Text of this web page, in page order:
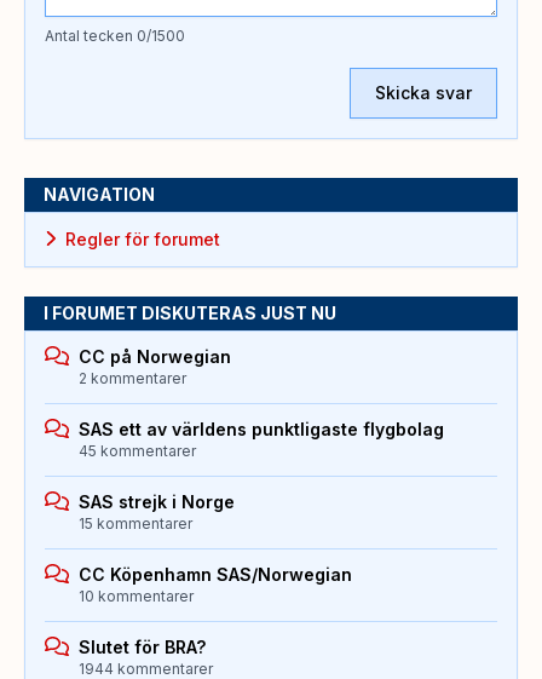
Antal tecken 0/1500
Skicka svar
NAVIGATION
Regler för forumet
I FORUMET DISKUTERAS JUST NU
CC på Norwegian
2 kommentarer
SAS ett av världens punktligaste flygbolag
45 kommentarer
SAS strejk i Norge
15 kommentarer
CC Köpenhamn SAS/Norwegian
10 kommentarer
Slutet för BRA?
1944 kommentarer